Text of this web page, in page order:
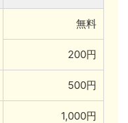
無料
200円
500円
1,000円